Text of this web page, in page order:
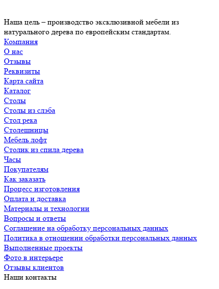
Наша цель – производство эксклюзивной мебели из
натурального дерева по европейским стандартам.
Компания
О нас
Отзывы
Реквизиты
Карта сайта
Каталог
Столы
Столы из слэба
Стол река
Столешницы
Мебель лофт
Столик из спила дерева
Часы
Покупателям
Как заказать
Процесс изготовления
Оплата и доставка
Материалы и технологии
Вопросы и ответы
Соглашение на обработку персональных данных
Политика в отношении обработки персональных данных
Выполненные проекты
Фото в интерьере
Отзывы клиентов
Наши контакты